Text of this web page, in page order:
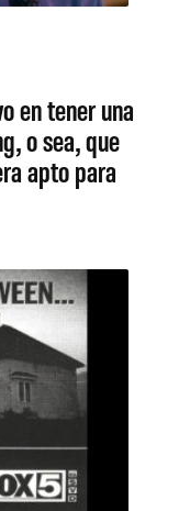
en tener una
o sea, que
apto para